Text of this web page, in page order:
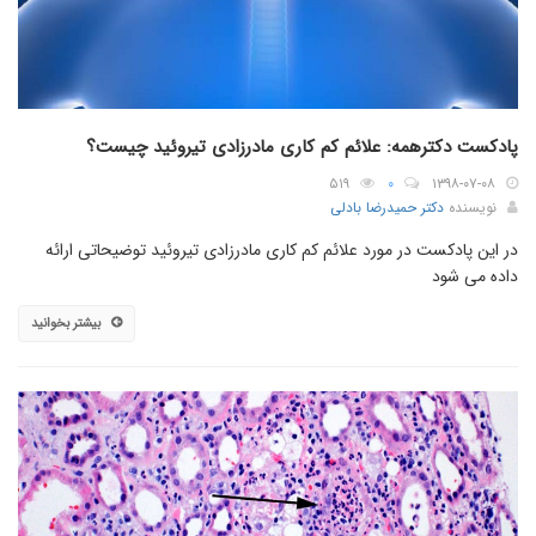
پادکست دکترهمه: علائم کم کاری مادرزادی تیروئید چیست؟
۱۳۹۸-۰۷-۰۸ ۰
۵۱۹
نویسنده دکتر حمیدرضا بادلی
در این پادکست در مورد علائم کم کاری مادرزادی تیروئید توضیحاتی ارائه
داده می شود
بیشتر بخوانید